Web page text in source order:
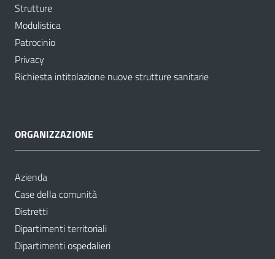
Strutture
Modulistica
Patrocinio
Privacy
Richiesta intitolazione nuove strutture sanitarie
ORGANIZZAZIONE
Azienda
Case della comunità
Distretti
Dipartimenti territoriali
Dipartimenti ospedalieri